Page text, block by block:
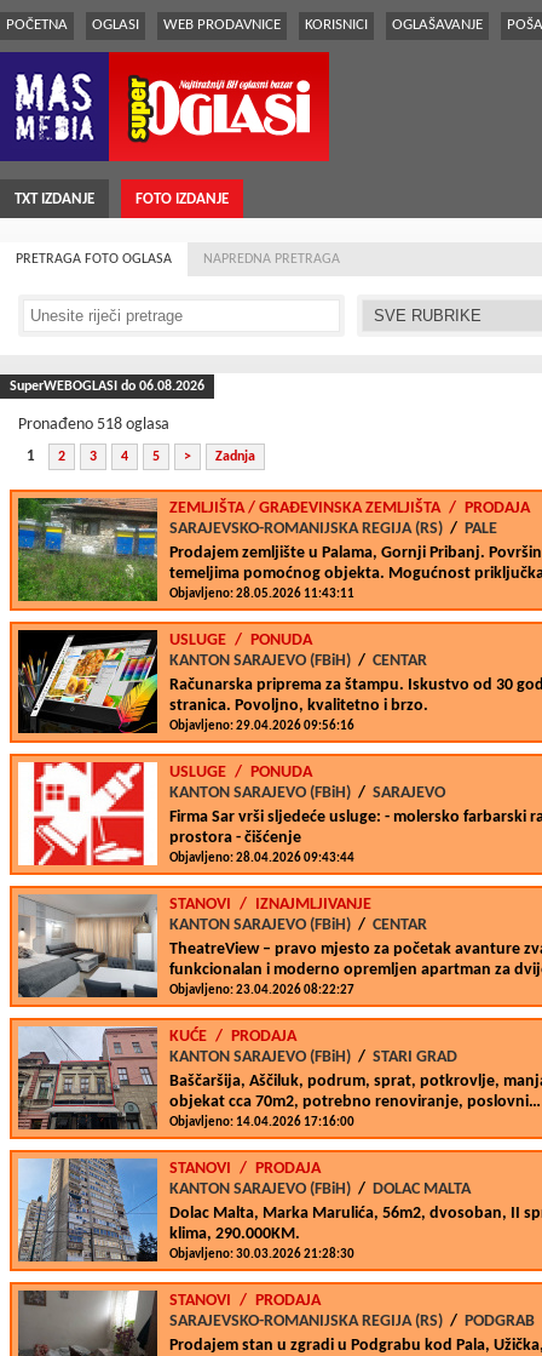
POČETNA OGLASI WEB PRODAVNICE KORISNICI OGLAŠAVANJE
TXT IZDANJE FOTO IZDANJE
PRETRAGA FOTO OGLASA NAPREDNA PRETRAGA
SuperWEBOGLASI do 06.08.2026
Pronađeno 518 oglasa
1 2 3 4 5 > Zadnja
ZEMLJIŠTA/ GRAÐEVINSKA ZEMLJIŠTA / PRODAJA
SARAJEVSKO-ROMANIJSKA REGIJA (RS) / PALE
Prodajem zemljište u Palama, Gornji Pribanj.
temeljima pomoćnog objekta. Mogućnost
Objavljeno: 28.05.2026 11:43:11
USLUGE / PONUDA
KANTON SARAJEVO (FBiH) / CENTAR
Računarska priprema za štampu. Iskustvo od 30
stranica. Povoljno, kvalitetno i brzo.
Objavljeno: 29.04.2026 09:56:16
USLUGE / PONUDA
KANTON SARAJEVO (FBiH) / SARAJEVO
Firma Sar vrši sljedeće usluge: - molersko farbarski
prostora - čišćenje
Objavljeno: 28.04.2026 09:43:44
STANOVI / IZNAJMLJIVANJE
KANTON SARAJEVO (FBiH) / CENTAR
TheatreView – pravo mjesto za početak avanture
funkcionalan i moderno opremljen apartman za
Objavljeno: 23.04.2026 08:22:27
KUĆE / PRODAJA
KANTON SARAJEVO (FBiH) / STARI GRAD
Baščaršija, Aščiluk, podrum, sprat, potkrovlje,
objekat cca 70m2, potrebno renoviranje, poslovni…
Objavljeno: 14.04.2026 17:16:00
STANOVI / PRODAJA
KANTON SARAJEVO (FBiH) / DOLAC MALTA
Dolac Malta, Marka Marulića, 56m2, dvosoban, II
klima, 290.000KM.
Objavljeno: 30.03.2026 21:28:30
STANOVI / PRODAJA
SARAJEVSKO-ROMANIJSKA REGIJA (RS) / PODGRAB
Prodajem stan u zgradi u Podgrabu kod Pala,